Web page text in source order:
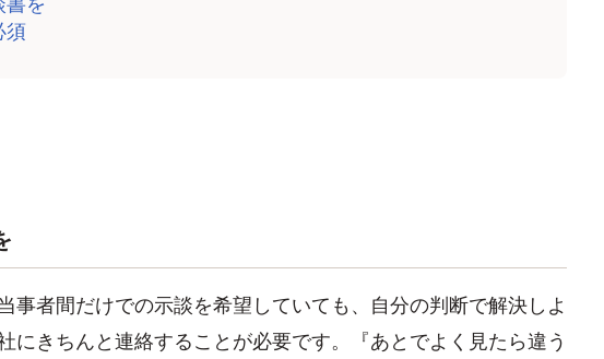
須
事者間だけでの示談を希望していても、自分の判断で解決しよ
にきちんと連絡することが必要です。『あとでよく見たら違う